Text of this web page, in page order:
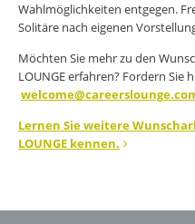
Wahlmöglichkeiten entgegen.
Solitäre nach eigenen
Möchten Sie mehr zu den
LOUNGE erfahren? Fordern
welcome@
Lernen Sie weitere
LOUNGE kennen.